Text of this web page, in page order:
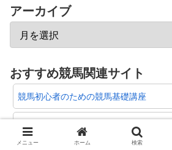
アーカイブ
おすすめ競馬関連サイト
競馬初心者のための競馬基礎講座
今日から競馬で儲けよう！
メニュー ホーム 検索